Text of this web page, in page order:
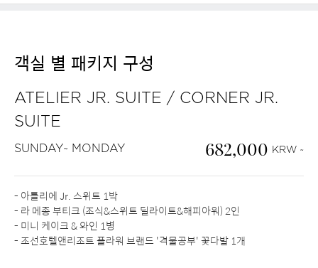
객실 별 패키지 구성
ATELIER JR. SUITE / CORNER JR.
SUITE
SUNDAY~ MONDAY 682,000 KRW ~
- 아틀리에 Jr. 스위트 1박
- 라 메종 부티크 (조식&스위트 딜라이트&해피아워) 2인
- 미니 케이크 & 와인 1병
- 조선호텔앤리조트 플라워 브랜드 '격물공부' 꽃다발 1개